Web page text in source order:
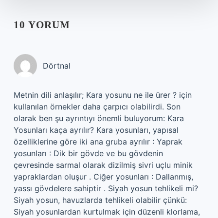
10 YORUM
Dörtnal
Metnin dili anlaşılır; Kara yosunu ne ile ürer ? için
kullanılan örnekler daha çarpıcı olabilirdi. Son
olarak ben şu ayrıntıyı önemli buluyorum: Kara
Yosunları kaça ayrılır? Kara yosunları, yapısal
özelliklerine göre iki ana gruba ayrılır : Yaprak
yosunları : Dik bir gövde ve bu gövdenin
çevresinde sarmal olarak dizilmiş sivri uçlu minik
yapraklardan oluşur . Ciğer yosunları : Dallanmış,
yassı gövdelere sahiptir . Siyah yosun tehlikeli mi?
Siyah yosun, havuzlarda tehlikeli olabilir çünkü:
Siyah yosunlardan kurtulmak için düzenli klorlama,